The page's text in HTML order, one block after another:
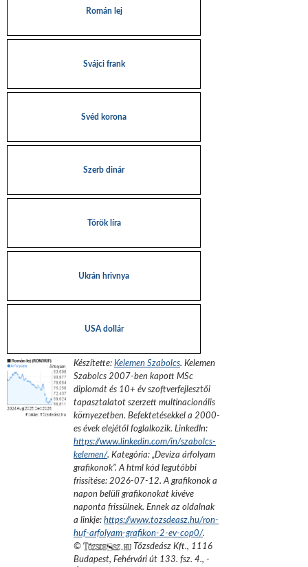
Román lej
Svájci frank
Svéd korona
Szerb dinár
Török líra
Ukrán hrivnya
USA dollár
Készítette: Kelemen Szabolcs. Kelemen
Szabolcs 2007-ben kapott MSc
diplomát és 10+ év szoftverfejlesztői
tapasztalatot szerzett multinacionális
környezetben. Befektetésekkel a 2000-
es évek elejétől foglalkozik. LinkedIn:
https://www.linkedin.com/in/szabolcs-
kelemen/. Kategória: „Deviza árfolyam
grafikonok”.A html kód legutóbbi
frissítése: 2026-07-12. A grafikonok a
napon belüli grafikonokat kivéve
naponta frissülnek. Ennek az oldalnak
a linkje: https://www.tozsdeasz.hu/ron-
huf-arfolyam-grafikon-2-ev-cop0/.
©
Tőzsdeász Kft., 1116
Budapest, Fehérvári út 133. fsz. 4., -